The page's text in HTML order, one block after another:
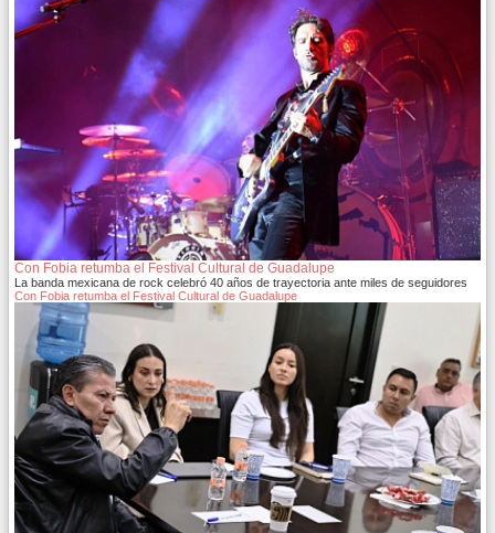
Con Fobia retumba el Festival Cultural de Guadalupe
La banda mexicana de rock celebró 40 años de trayectoria ante miles de seguidores
Con Fobia retumba el Festival Cultural de Guadalupe